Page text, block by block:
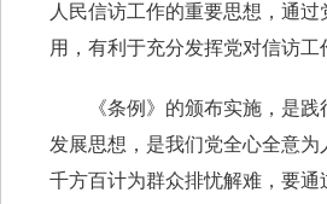
人民信访工作的重要思想，通
用，有利于充分发挥党对信访
《条例》的颁布实施，是践行
发展思想，是我们党全心全意
千方百计为群众排忧解难，要